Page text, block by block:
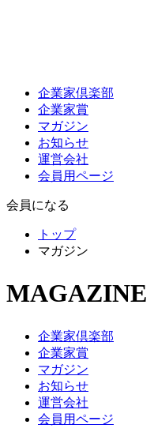
企業家倶楽部
企業家賞
マガジン
お知らせ
運営会社
会員用ページ
会員になる
トップ
マガジン
MAGAZINE
企業家倶楽部
企業家賞
マガジン
お知らせ
運営会社
会員用ページ